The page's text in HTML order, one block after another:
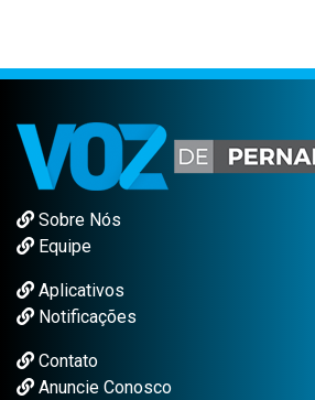
Sobre Nós
Equipe
Aplicativos
Notificações
Contato
Anuncie Conosco